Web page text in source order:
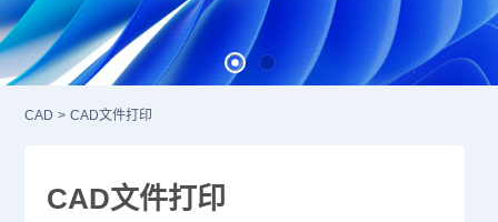
CAD > CAD文件打印
CAD文件打印